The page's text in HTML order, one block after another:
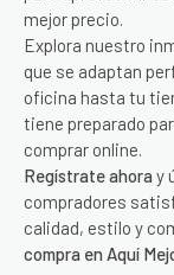
mejor precio.
Explora nuestro
que se adaptan
oficina hasta tu
tiene preparado
comprar online.
Regístrate ahora y
compradores
calidad, estilo y
compra en Aquí